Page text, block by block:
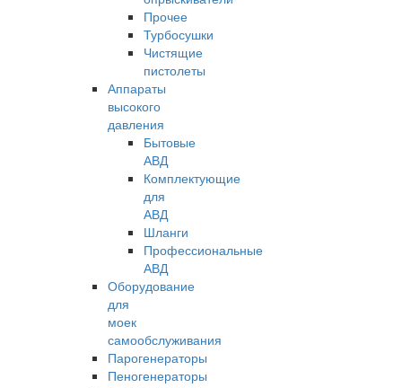
Прочее
Турбосушки
Чистящие
пистолеты
Аппараты
высокого
давления
Бытовые
АВД
Комплектующие
для
АВД
Шланги
Профессиональные
АВД
Оборудование
для
моек
самообслуживания
Парогенераторы
Пеногенераторы